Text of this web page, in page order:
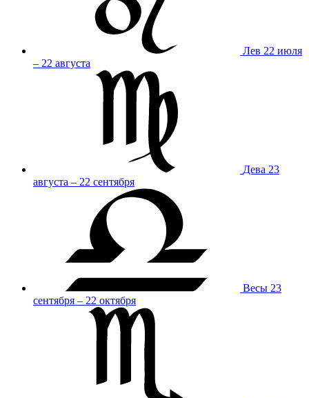
Лев 22 июля
– 22 августа
Дева 23
августа – 22 сентября
Весы 23
сентября – 22 октября